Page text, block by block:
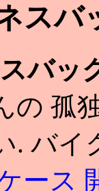
ス
バッ
の 孤
. バ
ース